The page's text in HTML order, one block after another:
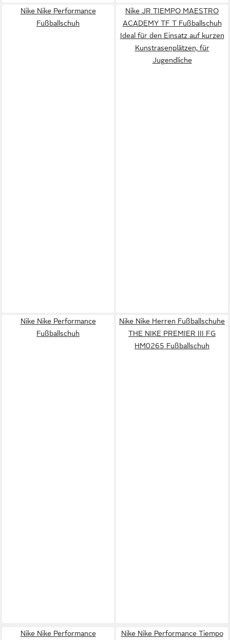
Nike Nike Performance
Fußballschuh
Nike JR TIEMPO MAESTRO
ACADEMY TF T Fußballschuh
Ideal für den Einsatz auf kurzen
Kunstrasenplätzen, für
Jugendliche
Nike Nike Performance
Fußballschuh
Nike Nike Herren Fußballschuhe
THE NIKE PREMIER III FG
HM0265 Fußballschuh
Nike Nike Performance Nike Nike Performance Tiempo